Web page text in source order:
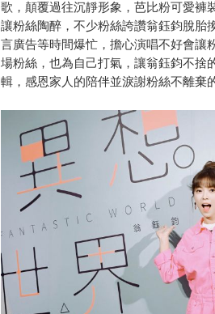
歌，顛覆過往沉靜形象，芭比粉可愛褲
讓粉絲陶醉，不少粉絲誇讚翁鈺鈞脫胎
言廣告等時間爆忙，擔心演唱不好會讓
場粉絲，也為自己打氣，讓翁鈺鈞不捨
輯，感恩家人的陪伴並淚謝粉絲不離棄